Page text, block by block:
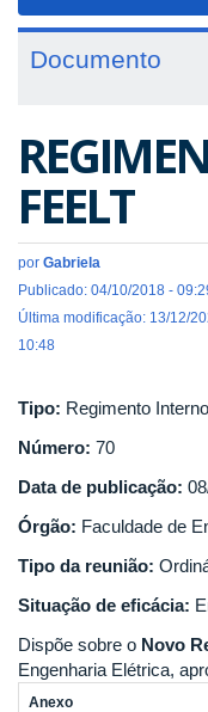
Documento
FEELT
por Gabriela
Publicado: 04/10/2018 -
Última modificação: 13/12/
10:48
Tipo: Regimento Interno
Número: 70
Data de publicação:
Órgão: Faculdade de
Tipo da reunião:
Situação de eficácia:
Dispõe sobre o Novo
Engenharia Elétrica,
Anexo